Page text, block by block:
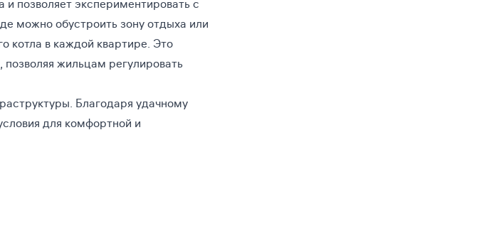
позволяет экспериментировать с
можно обустроить зону отдыха или
котла в каждой квартире. Это
позволяя жильцам регулировать
Благодаря удачному
для комфортной и